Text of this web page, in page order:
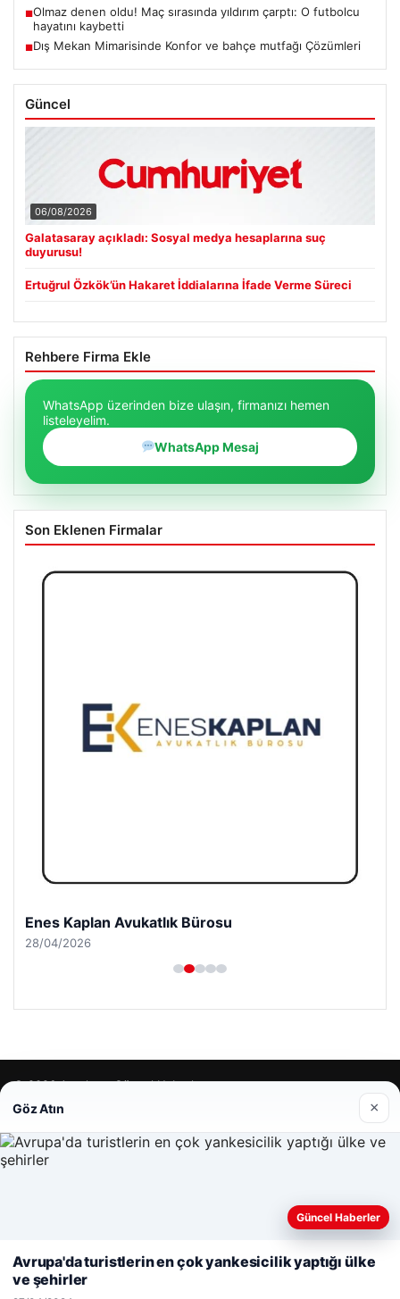
■Olmaz denen oldu! Maç sırasında yıldırım çarptı: O futbolcu
hayatını kaybetti
■Dış Mekan Mimarisinde Konfor ve bahçe mutfağı Çözümleri
Güncel
06/08/2026
Galatasaray açıkladı: Sosyal medya hesaplarına suç
duyurusu!
Ertuğrul Özkök’ün Hakaret İddialarına İfade Verme Süreci
Rehbere Firma Ekle
WhatsApp üzerinden bize ulaşın, firmanızı hemen
listeleyelim.
WhatsApp Mesaj
Son Eklenen Firmalar
Enes Kaplan Avukatlık Bürosu
28/04/2026
© 2026 Antalya – Güncel Haberler
Web sitemizi nasıl kullandığınızı daha iyi anlayabilmek,
kullanıyoruz.Çerez Politikamız
Reddet
Göz Atın ×
Güncel Haberler
Avrupa'da turistlerin en çok yankesicilik yaptığı ülke
ve şehirler